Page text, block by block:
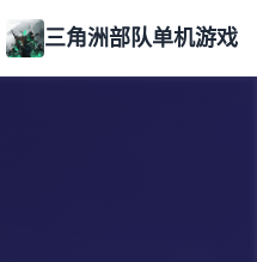
三角洲部队单机游戏